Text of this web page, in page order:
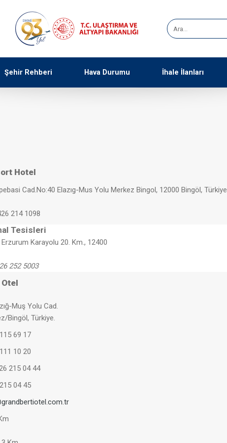
Şehir Rehberi Hava Durumu İhale İlanları
Hotel
Cad.No:40 Elazıg-Mus Yolu Merkez Bingol, 12000 Bingöl, Türkiye
214 1098
Tesisleri
Karayolu 20. Km., 12400
252 5003
Muş Yolu Cad.
Bingöl, Türkiye.
69 17
10 20
215 04 44
04 45